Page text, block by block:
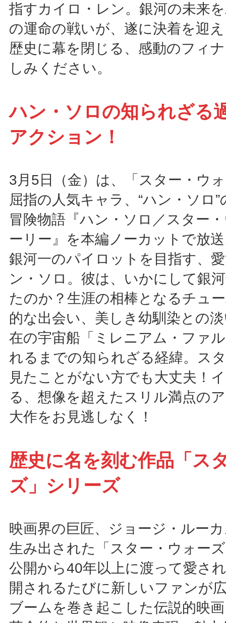
指すカイロ・レン。銀河の未来
の運命の戦いが、遂に決着を迎
歴史に幕を閉じる、感動のフィ
しみください。
ハン・ソロの知られざる
アクション！
3月5日（金）は、「スター・ウ
屈指の人気キャラ、“ハン・ソロ
冒険物語『ハン・ソロ／スター
ーリー』を本編ノーカットで放
銀河一のパイロットを目指す、
ン・ソロ。彼は、いかにして銀
たのか？生涯の相棒となるチュ
的な出会い、美しき幼馴染との
在の宇宙船「ミレニアム・ファ
れるまでの知られざる経緯。ス
見たことがない方でも大丈夫！
る、想像を超えたスリル満点の
大作をお見逃しなく！
歴史に名を刻む作品「ス
ズ」シリーズ
映画界の巨匠、ジョージ・ルー
生み出された「スター・ウォー
公開から40年以上に渡って愛さ
開されるたびに新しいファンが
ブームを巻き起こした伝説的映